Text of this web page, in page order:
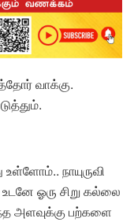
வாக்கு.
உள்ளோம்.. நாயுருவி
உடனே ஓரு சிறு கல்லை
அளவுக்கு பற்களை